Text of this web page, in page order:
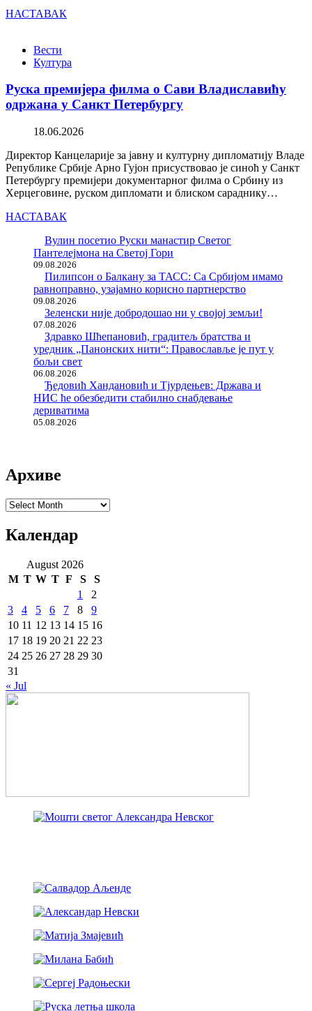
НАСТАВАК
Вести
Култура
Руска премијера филма о Сави Владиславићу
одржана у Санкт Петербургу
18.06.2026
Директор Канцеларије за јавну и културну дипломатију Владе
Републике Србије Арно Гујон присуствовао је синоћ у Санкт
Петербургу премијери документарног филма о Србину из
Херцеговине, руском дипломати и блиском сараднику…
НАСТАВАК
Вулин посетио Руски манастир Светог
Пантелејмона на Светој Гори
09.08.2026
Пилипсон о Балкану за ТАСС: Са Србијом имамо
равноправно, узајамно корисно партнерство
09.08.2026
Зеленски није добродошао ни у својој земљи!
07.08.2026
Здравко Шћепановић, градитељ братства и
уредник „Панонских нити“: Православље је пут у
бољи свет
06.08.2026
Ђедовић Хандановић и Тјурдењев: Држава и
НИС ће обезбедити стабилно снабдевање
дериватима
05.08.2026
Архиве
Архиве
Календар
August 2026
M T W T F S
S
1
2
3
4 5 6 7 8
9
10 11 12 13 14 15 16
17 18 19 20 21 22 23
24 25 26 27 28 29 30
31
« Jul